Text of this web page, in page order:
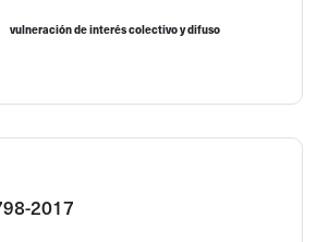
vulneración de interés colectivo y difuso
2017